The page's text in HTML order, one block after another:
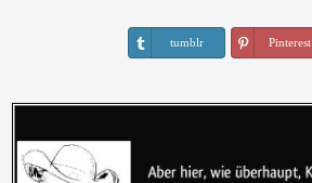
tumblr Pinterest